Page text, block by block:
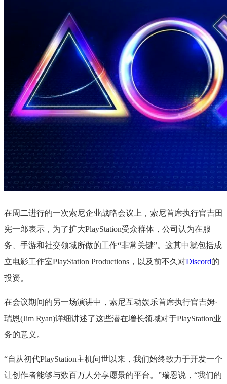
在周二进行的一次索尼企业战略会议上，索尼首席执行官吉田
宪一郎表示，为了扩大PlayStation受众群体，公司认为在服
务、手游和社交领域所做的工作“非常关键”。这其中就包括成
立电影工作室PlayStation Productions，以及前不久对Discord的
投资。
在会议期间的另一场演讲中，索尼互动娱乐首席执行官吉姆·
瑞恩(Jim Ryan)详细讲述了这些潜在增长领域对于PlayStation业
务的意义。
“自从初代PlayStation主机问世以来，我们始终致力于开发一个
让创作者能够与数百万人分享愿景的平台。”瑞恩说，“我们的